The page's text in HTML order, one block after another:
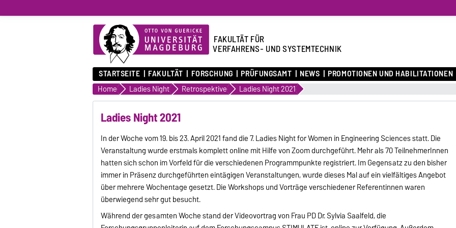
FAKULTÄT FÜR
VERFAHRENS- UND SYSTEMTECHNIK
STARTSEITE FAKULTÄT FORSCHUNG PRÜFUNGSAMT NEWS PROMOTIONEN UND HABILITATIONEN
Home Ladies Night Retrospektive Ladies Night 2021
Ladies Night 2021
In der Woche vom 19. bis 23. April 2021 fand die 7. Ladies Night for Women in Engineering Sciences statt. Die
Veranstaltung wurde erstmals komplett online mit Hilfe von Zoom durchgeführt. Mehr als 70 TeilnehmerInnen
hatten sich schon im Vorfeld für die verschiedenen Programmpunkte registriert. Im Gegensatz zu den bisher
immer in Präsenz durchgeführten eintägigen Veranstaltungen, wurde dieses Mal auf ein vielfältiges Angebot
über mehrere Wochentage gesetzt. Die Workshops und Vorträge verschiedener Referentinnen waren
überwiegend sehr gut besucht.
Während der gesamten Woche stand der Videovortrag von Frau PD Dr. Sylvia Saalfeld, die